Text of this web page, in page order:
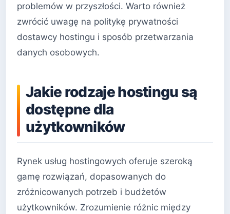
problemów w przyszłości. Warto również
zwrócić uwagę na politykę prywatności
dostawcy hostingu i sposób przetwarzania
danych osobowych.
Jakie rodzaje hostingu są
dostępne dla
użytkowników
Rynek usług hostingowych oferuje szeroką
gamę rozwiązań, dopasowanych do
zróżnicowanych potrzeb i budżetów
użytkowników. Zrozumienie różnic między